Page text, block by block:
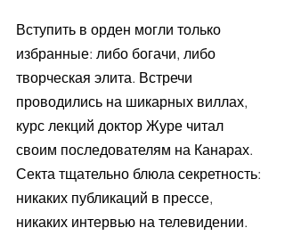
Вступить в орден могли только
избранные: либо богачи, либо
творческая элита. Встречи
проводились на шикарных виллах,
курс лекций доктор Журе читал
своим последователям на Канарах.
Секта тщательно блюла секретность:
никаких публикаций в прессе,
никаких интервью на телевидении.